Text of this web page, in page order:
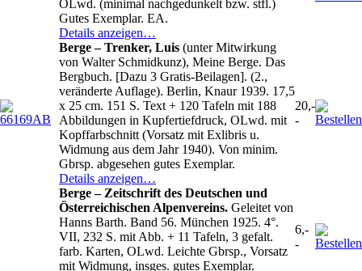
OLwd. (minimal nachgedunkelt bzw. stfl.)
Gutes Exemplar. EA.
Details anzeigen…
Berge – Trenker, Luis (unter Mitwirkung
von Walter Schmidkunz), Meine Berge. Das
Bergbuch. [Dazu 3 Gratis-Beilagen]. (2.,
veränderte Auflage). Berlin, Knaur 1939. 17,5
x 25 cm. 151 S. Text + 120 Tafeln mit 188
Abbildungen in Kupfertiefdruck, OLwd. mit
Kopffarbschnitt (Vorsatz mit Exlibris u.
Widmung aus dem Jahr 1940). Von minim.
Gbrsp. abgesehen gutes Exemplar.
Details anzeigen…
20,-
-
Berge – Zeitschrift des Deutschen und
Österreichischen Alpenvereins. Geleitet von
Hanns Barth. Band 56. München 1925. 4°.
VII, 232 S. mit Abb. + 11 Tafeln, 3 gefalt.
farb. Karten, OLwd. Leichte Gbrsp., Vorsatz
mit Widmung, insges. gutes Exemplar.
6,-
-